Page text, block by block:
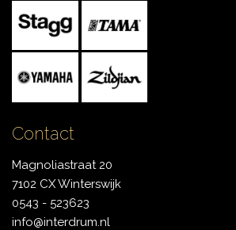
Contact
Magnoliastraat 20
7102 CX Winterswijk
0543 - 523623
info@interdrum.nl